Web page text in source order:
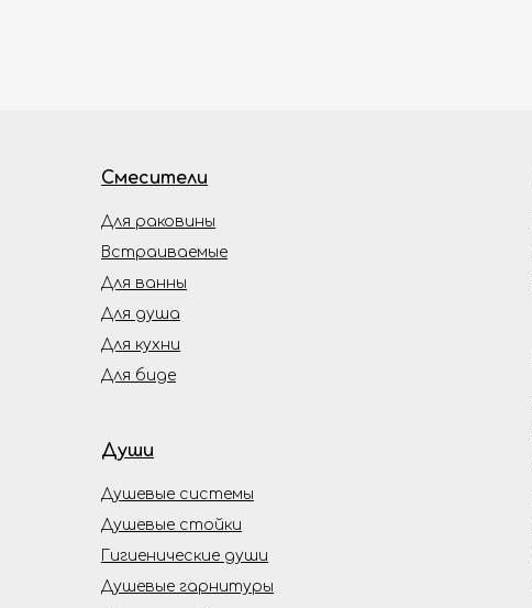
Смесители
Души
Душевые гарнитуры
Душевые системы
Гигиенические души
Встраиваемые
Для биде
Для кухни
Для ванны
Для душа
Для раковины
Душевые стойки